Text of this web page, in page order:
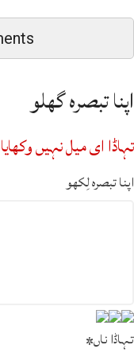
اپنا تبصرہ گھلو
تہاڈا ای میل نہیں
اپنا تبصرہ لِکھو
تہاڈا ناں*